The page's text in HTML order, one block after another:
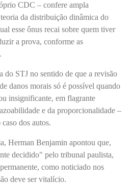
CDC – confere ampla
da distribuição dinâmica do
esse ônus recai sobre quem tiver
a prova, conforme as
do STJ no sentido de que a revisão
danos morais só é possível quando
insignificante, em flagrante
e da proporcionalidade –
dos autos.
Herman Benjamin apontou que,
decidido" pelo tribunal paulista,
como noticiado nos
deve ser vitalício.